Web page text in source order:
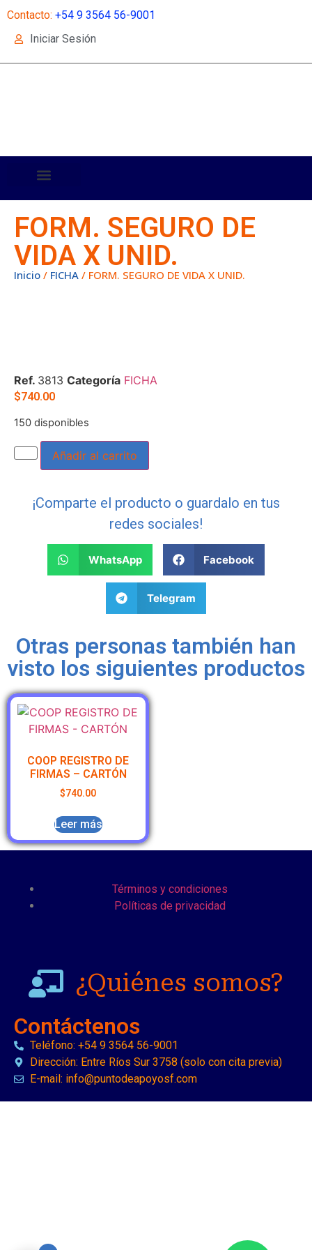
Contacto: +54 9 3564 56-9001
Iniciar Sesión
FORM. SEGURO DE
VIDA X UNID.
Inicio / FICHA / FORM. SEGURO DE VIDA X UNID.
Ref. 3813 Categoría FICHA
$740.00
150 disponibles
Añadir al carrito
¡Comparte el producto o guardalo en tus
redes sociales!
WhatsApp Facebook
Telegram
Otras personas también han
visto los siguientes productos
COOP REGISTRO DE
FIRMAS – CARTÓN
$740.00
Leer más
Términos y condiciones
Políticas de privacidad
¿Quiénes somos?
Contáctenos
Teléfono: +54 9 3564 56-9001
Dirección: Entre Ríos Sur 3758 (solo con cita previa)
E-mail: info@puntodeapoyosf.com